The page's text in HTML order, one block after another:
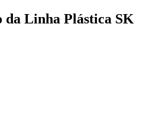
da Linha Plástica SK